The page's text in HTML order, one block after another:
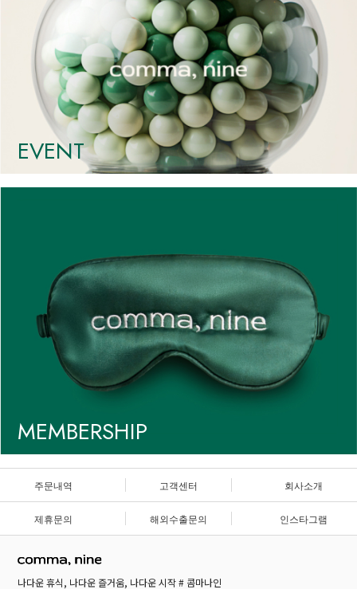
EVENT
MEMBERSHIP
주문내역 고객센터 회사소개
제휴문의 해외수출문의 인스타그램
나다운 휴식, 나다운 즐거움, 나다운 시작 # 콤마나인